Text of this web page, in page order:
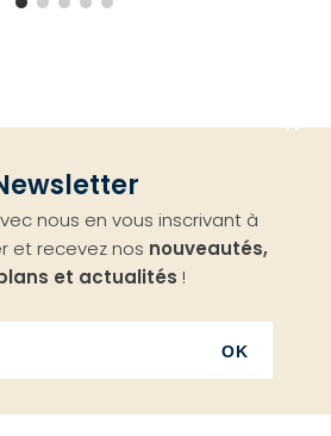
nous en vous inscrivant à
et recevez nos nouveautés,
et actualités !
OK